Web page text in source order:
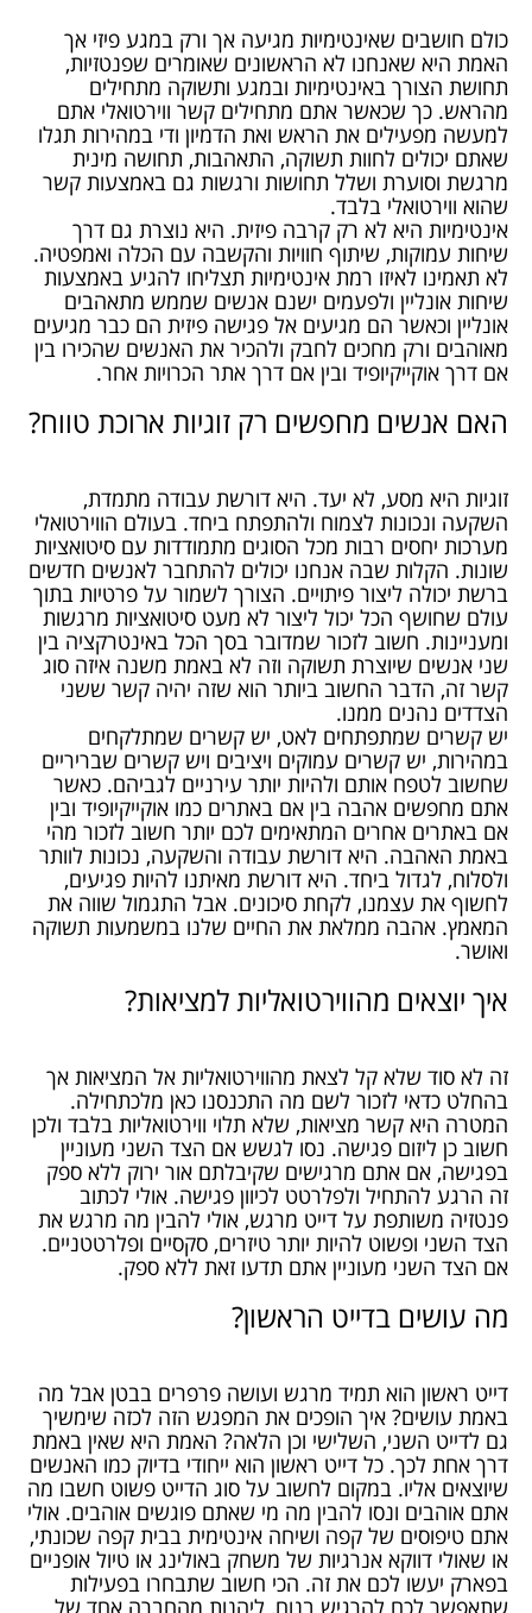
כולם חושבים שאינטימיות מגיעה אך ורק במגע פיזי אך
האמת היא שאנחנו לא הראשונים שאומרים שפנטזיות,
תחושת הצורך באינטימיות ובמגע ותשוקה מתחילים
מהראש. כך שכאשר אתם מתחילים קשר ווירטואלי אתם
למעשה מפעילים את הראש ואת הדמיון ודי במהירות תגלו
שאתם יכולים לחוות תשוקה, התאהבות, תחושה מינית
מרגשת וסוערת ושלל תחושות ורגשות גם באמצעות קשר
שהוא ווירטואלי בלבד.
אינטימיות היא לא רק קרבה פיזית. היא נוצרת גם דרך
שיחות עמוקות, שיתוף חוויות והקשבה עם הכלה ואמפטיה.
לא תאמינו לאיזו רמת אינטימיות תצליחו להגיע באמצעות
שיחות אונליין ולפעמים ישנם אנשים שממש מתאהבים
אונליין וכאשר הם מגיעים אל פגישה פיזית הם כבר מגיעים
מאוהבים ורק מחכים לחבק ולהכיר את האנשים שהכירו בין
אם דרך אוקייקיופיד ובין אם דרך אתר הכרויות אחר.
האם אנשים מחפשים רק זוגיות ארוכת טווח?
זוגיות היא מסע, לא יעד. היא דורשת עבודה מתמדת,
השקעה ונכונות לצמוח ולהתפתח ביחד. בעולם הווירטואלי
מערכות יחסים רבות מכל הסוגים מתמודדות עם סיטואציות
שונות. הקלות שבה אנחנו יכולים להתחבר לאנשים חדשים
ברשת יכולה ליצור פיתויים. הצורך לשמור על פרטיות בתוך
עולם שחושף הכל יכול ליצור לא מעט סיטואציות מרגשות
ומעניינות. חשוב לזכור שמדובר בסך הכל באינטרקציה בין
שני אנשים שיוצרת תשוקה וזה לא באמת משנה איזה סוג
קשר זה, הדבר החשוב ביותר הוא שזה יהיה קשר ששני
הצדדים נהנים ממנו.
יש קשרים שמתפתחים לאט, יש קשרים שמתלקחים
במהירות, יש קשרים עמוקים ויציבים ויש קשרים שבריריים
שחשוב לטפח אותם ולהיות יותר עירניים לגביהם. כאשר
אתם מחפשים אהבה בין אם באתרים כמו אוקייקיופיד ובין
אם באתרים אחרים המתאימים לכם יותר חשוב לזכור מהי
באמת האהבה. היא דורשת עבודה והשקעה, נכונות לוותר
ולסלוח, לגדול ביחד. היא דורשת מאיתנו להיות פגיעים,
לחשוף את עצמנו, לקחת סיכונים. אבל התגמול שווה את
המאמץ. אהבה ממלאת את החיים שלנו במשמעות תשוקה
ואושר.
איך יוצאים מהווירטואליות למציאות?
זה לא סוד שלא קל לצאת מהווירטואליות אל המציאות אך
בהחלט כדאי לזכור לשם מה התכנסנו כאן מלכתחילה.
המטרה היא קשר מציאות, שלא תלוי ווירטואליות בלבד ולכן
חשוב כן ליזום פגישה. נסו לגשש אם הצד השני מעוניין
בפגישה, אם אתם מרגישים שקיבלתם אור ירוק ללא ספק
זה הרגע להתחיל ולפלרטט לכיוון פגישה. אולי לכתוב
פנטזיה משותפת על דייט מרגש, אולי להבין מה מרגש את
הצד השני ופשוט להיות יותר טיזרים, סקסיים ופלרטטניים.
אם הצד השני מעוניין אתם תדעו זאת ללא ספק.
מה עושים בדייט הראשון?
דייט ראשון הוא תמיד מרגש ועושה פרפרים בבטן אבל מה
באמת עושים? איך הופכים את המפגש הזה לכזה שימשיך
גם לדייט השני, השלישי וכן הלאה? האמת היא שאין באמת
דרך אחת לכך. כל דייט ראשון הוא ייחודי בדיוק כמו האנשים
שיוצאים אליו. במקום לחשוב על סוג הדייט פשוט חשבו מה
אתם אוהבים ונסו להבין מה מי שאתם פוגשים אוהבים. אולי
אתם טיפוסים של קפה ושיחה אינטימית בבית קפה שכונתי,
או שאולי דווקא אנרגיות של משחק באולינג או טיול אופניים
בפארק יעשו לכם את זה. הכי חשוב שתבחרו בפעילות